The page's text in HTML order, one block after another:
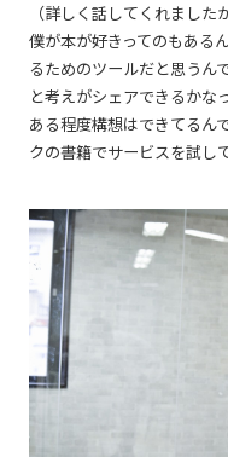
（詳しく話してくれました
僕が本が好きってのもある
るためのツールだと思うん
と考えがシェアできるかなっ
ある程度構想はできてるん
クの書籍でサービスを試し